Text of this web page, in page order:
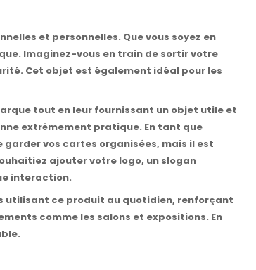
et personnelles. Que vous soyez en
Imaginez-vous en train de sortir votre
Cet objet est également idéal pour les
tout en leur fournissant un objet utile et
extrêmement pratique. En tant que
vos cartes organisées, mais il est
ajouter votre logo, un slogan
interaction.
utilisant ce produit au quotidien, renforçant
comme les salons et expositions. En